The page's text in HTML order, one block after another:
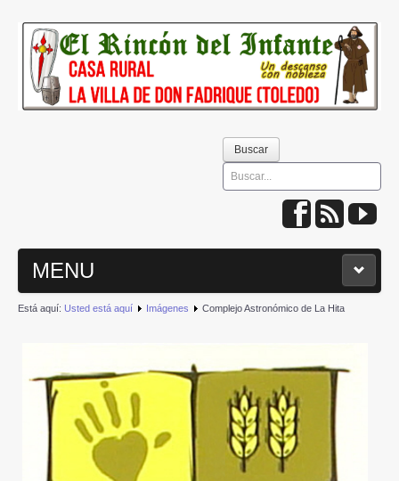
Buscar
Buscar
MENU
INICIO
DÓNDE ESTAMOS
QUÉ VISITAR
Está aquí: Usted está aquí Imágenes Complejo Astronómico de La Hita